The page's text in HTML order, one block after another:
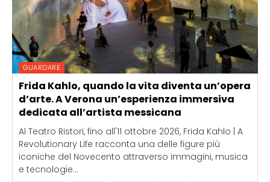
GUARDARE
Frida Kahlo, quando la vita diventa un’opera
d’arte. A Verona un’esperienza immersiva
dedicata all’artista messicana
Al Teatro Ristori, fino all'11 ottobre 2026, Frida Kahlo | A
Revolutionary Life racconta una delle figure più
iconiche del Novecento attraverso immagini, musica
e tecnologie...